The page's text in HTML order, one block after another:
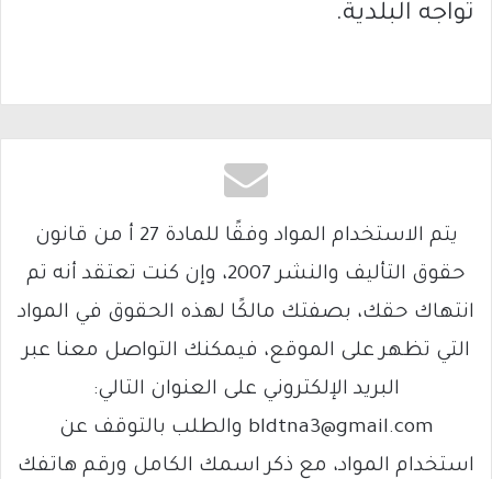
تواجه البلدية.
يتم الاستخدام المواد وفقًا للمادة 27 أ من قانون
حقوق التأليف والنشر 2007، وإن كنت تعتقد أنه تم
انتهاك حقك، بصفتك مالكًا لهذه الحقوق في المواد
التي تظهر على الموقع، فيمكنك التواصل معنا عبر
البريد الإلكتروني على العنوان التالي:
bldtna3@gmail.com والطلب بالتوقف عن
استخدام المواد، مع ذكر اسمك الكامل ورقم هاتفك